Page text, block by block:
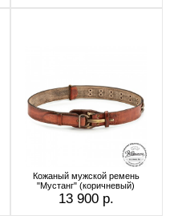
Кожаный мужской ремень
"Мустанг" (коричневый)
13 900 р.